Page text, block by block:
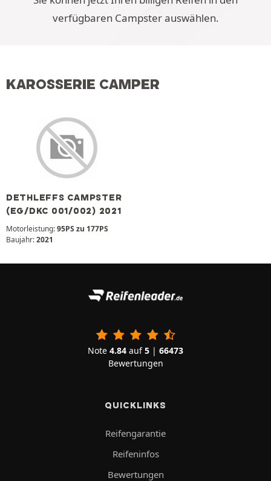
verfügbaren Campster auswählen.
KAROSSERIE CAMPER
DETHLEFFS CAMPSTER
(EG/DKC 001/002) 2021
Motorleistung:95PS zu 177PS
Baujahr:2021
Note 4.84 auf5 | 66473
Bewertungen
QUICKLINKS
Reifengarantie
Reifeninfos
Bewertungen